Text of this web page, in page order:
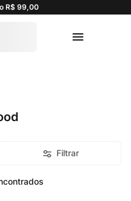
R$ 99,00
Filtrar